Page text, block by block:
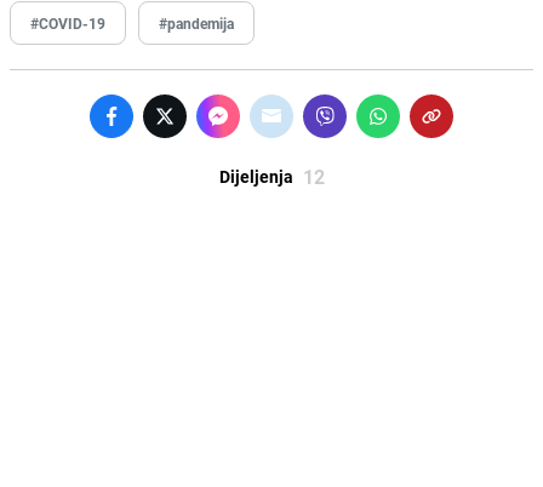
#COVID-19 #pandemija
Dijeljenja 12